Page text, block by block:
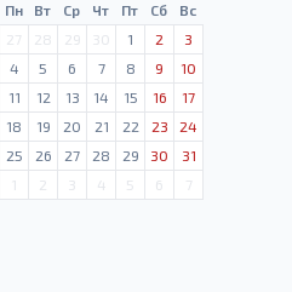
Пн Вт Ср Чт Пт Сб
Вс
27 28 29 30 1 2
3
4 5 6 7 8 9
10
11 12 13 14 15 16
17
18 19 20 21 22 23
24
25 26 27 28 29 30
31
1 2 3 4 5 6 7